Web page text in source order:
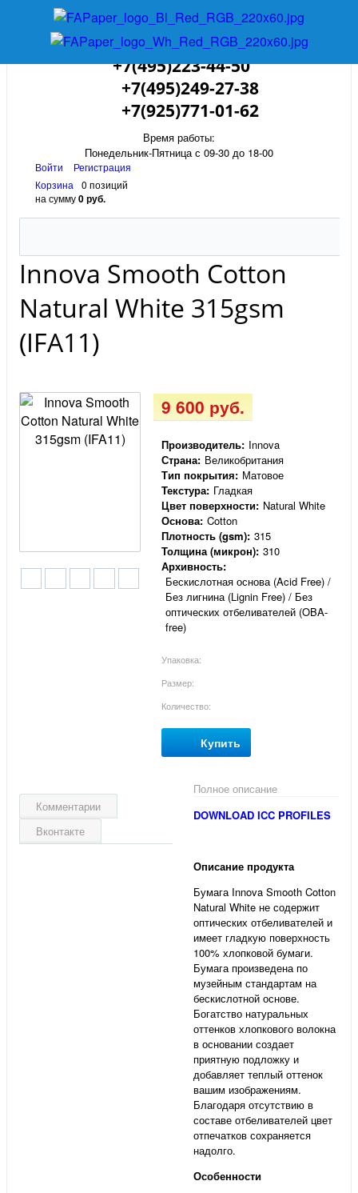
+7(495)223-44-50
+7(495)249-27-38
+7(925)771-01-62
Время работы:
Понедельник-Пятница с 09-30 до 18-00
Войти
Регистрация
Корзина
0 позиций
на сумму0 руб.
Innova Smooth Cotton
Natural White 315gsm
(IFA11)
9 600 руб.
Производитель: Innova
Страна: Великобритания
Тип покрытия: Матовое
Текстура: Гладкая
Цвет поверхности: Natural White
Основа: Cotton
Плотность (gsm): 315
Толщина (микрон): 310
Архивность:
Бескислотная основа (Acid Free) /
Без лигнина (Lignin Free) / Без
оптических отбеливателей (OBA-
free)
Упаковка:
Размер:
Количество:
Купить
Полное описание
DOWNLOAD ICC PROFILES
Описание продукта
Бумага Innova Smooth Cotton
Natural White не содержит
оптических отбеливателей и
имеет гладкую поверхность
100% хлопковой бумаги.
Бумага произведена по
музейным стандартам на
бескислотной основе.
Богатство натуральных
оттенков хлопкового волокна
в основании создает
приятную подложку и
добавляет теплый оттенок
вашим изображениям.
Благодаря отсутствию в
составе отбеливателей цвет
отпечатков сохраняется
надолго.
Особенности
Комментарии
Вконтакте